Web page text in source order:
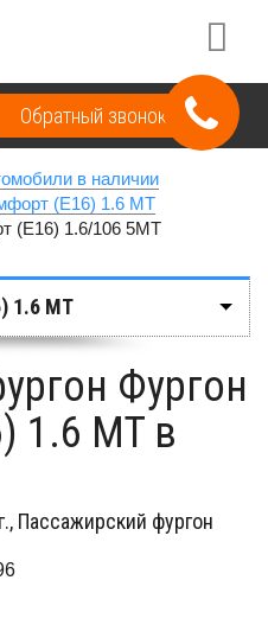
Обратный звонок
в наличии
(E16) 1.6 MT
(E16) 1.6/106 5MT
1.6 MT
Фургон
1.6 MT в
Пассажирский фургон